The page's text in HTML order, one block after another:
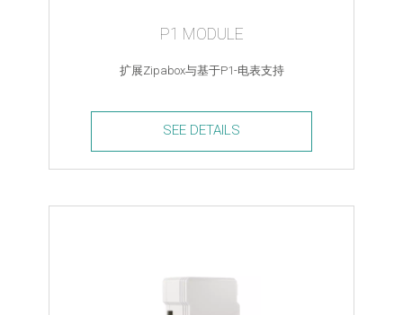
P1 MODULE
扩展Zipabox与基于P1-电表支持
P1
quantity
SEE DETAILS